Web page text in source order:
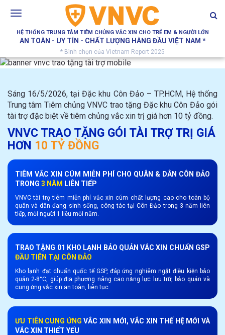
Toggle
HỆ THỐNG TRUNG TÂM TIÊM CHỦNG VẮC XIN CHO TRẺ EM & NGƯỜI LỚN
AN TOÀN - UY TÍN - CHẤT LƯỢNG HÀNG ĐẦU VIỆT NAM *
* Bình chọn của Vietnam Report 2025
Sáng 16/5/2026, tại Đặc khu Côn Đảo – TP.HCM, Hệ thống
Trung tâm Tiêm chủng VNVC trao tặng Đặc khu Côn Đảo gói
tài trợ đặc biệt về tiêm chủng vắc xin trị giá hơn 10 tỷ đồng.
VNVC TRAO TẶNG GÓI TÀI TRỢ TRỊ GIÁ
HƠN 10 TỶ ĐỒNG
TIÊM VẮC XIN CÚM MIỄN PHÍ CHO QUÂN & DÂN CÔN ĐẢO
TRONG 3 NĂM LIÊN TIẾP
VNVC tài trợ tiêm miễn phí vắc xin cúm chất lượng cao cho toàn bộ
quân và dân đang sinh sống, công tác tại Côn Đảo trong 3 năm liên
tiếp, mỗi người 1 liều mỗi năm.
TRAO TẶNG 01 KHO LẠNH BẢO QUẢN VẮC XIN CHUẨN GSP
ĐẦU TIÊN TẠI CÔN ĐẢO
Kho lạnh đạt chuẩn quốc tế GSP, đáp ứng nghiêm ngặt điều kiện bảo
quản 2-8°C, giúp địa phương nâng cao năng lực lưu trữ, bảo quản và
cung ứng vắc xin an toàn, liên tục.
ƯU TIÊN CUNG ỨNG VẮC XIN MỚI, VẮC XIN THẾ HỆ MỚI VÀ
VẮC XIN THIẾT YẾU